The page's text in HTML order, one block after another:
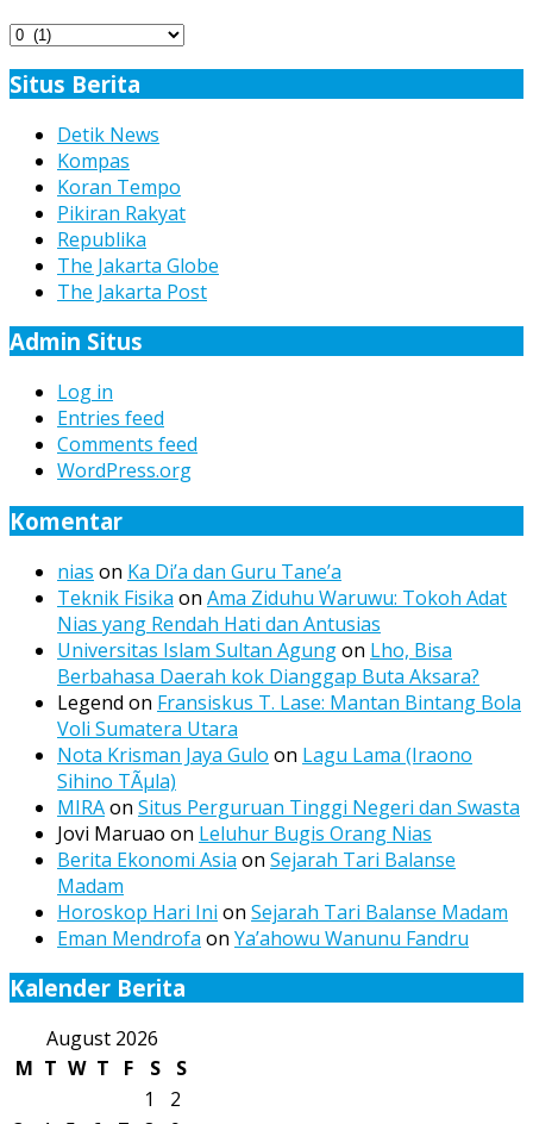
Arsip
Situs Berita
Detik News
Kompas
Koran Tempo
Pikiran Rakyat
Republika
The Jakarta Globe
The Jakarta Post
Admin Situs
Log in
Entries feed
Comments feed
WordPress.org
Komentar
nias on Ka Di’a dan Guru Tane’a
Teknik Fisika on Ama Ziduhu Waruwu: Tokoh Adat
Nias yang Rendah Hati dan Antusias
Universitas Islam Sultan Agungon Lho, Bisa
Berbahasa Daerah kok Dianggap Buta Aksara?
Legend on Fransiskus T. Lase: Mantan Bintang Bola
Voli Sumatera Utara
Nota Krisman Jaya Gulo on Lagu Lama (Iraono
Sihino TÃµla)
MIRAon Situs Perguruan Tinggi Negeri dan Swasta
Jovi Maruao on Leluhur Bugis Orang Nias
Berita Ekonomi Asia on Sejarah Tari Balanse
Madam
Horoskop Hari Ini on Sejarah Tari Balanse Madam
Eman Mendrofa on Ya’ahowu Wanunu Fandru
Kalender Berita
August 2026
M T W T F S
S
1
2